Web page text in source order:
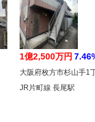
1億2,500万円
大阪府枚方市杉山手1
JR片町線 長尾駅